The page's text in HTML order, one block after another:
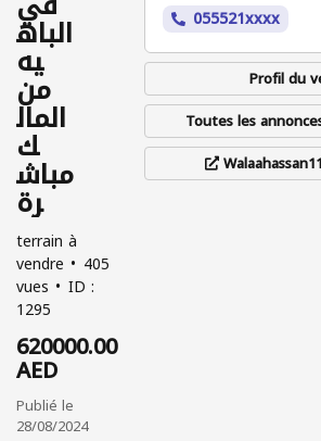
الباه
يه
من
المال
ك
مباش
رة
terrain à
vendre 405
vues ID :
1295
620000.00
AED
Publié le
28/08/2024
055521xxxx
Profil du
Toutes les